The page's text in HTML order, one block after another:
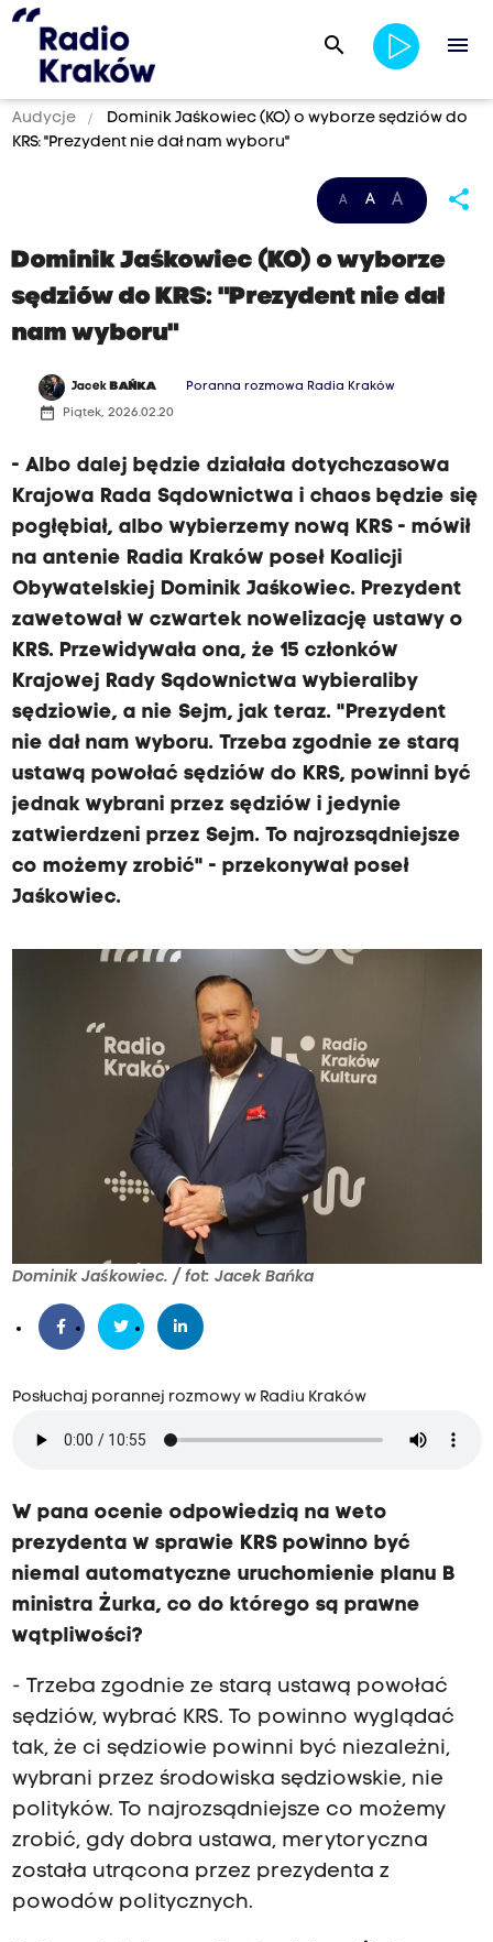
search menu
Audycje
Dominik Jaśkowiec (KO) o wyborze sędziów do
KRS: "Prezydent nie dał nam wyboru"
A A A share
Dominik Jaśkowiec (KO) o wyborze
sędziów do KRS: "Prezydent nie dał
nam wyboru"
Jacek BAŃKA Poranna rozmowa Radia Kraków
date_range Piątek, 2026.02.20
- Albo dalej będzie działała dotychczasowa
Krajowa Rada Sądownictwa i chaos będzie się
pogłębiał, albo wybierzemy nową KRS - mówił
na antenie Radia Kraków poseł Koalicji
Obywatelskiej Dominik Jaśkowiec. Prezydent
zawetował w czwartek nowelizację ustawy o
KRS. Przewidywała ona, że 15 członków
Krajowej Rady Sądownictwa wybieraliby
sędziowie, a nie Sejm, jak teraz. "Prezydent
nie dał nam wyboru. Trzeba zgodnie ze starą
ustawą powołać sędziów do KRS, powinni być
jednak wybrani przez sędziów i jedynie
zatwierdzeni przez Sejm. To najrozsądniejsze
co możemy zrobić" - przekonywał poseł
Jaśkowiec.
Dominik Jaśkowiec. / fot: Jacek Bańka
Posłuchaj porannej rozmowy w Radiu Kraków
W pana ocenie odpowiedzią na weto
prezydenta w sprawie KRS powinno być
niemal automatyczne uruchomienie planu B
ministra Żurka, co do którego są prawne
wątpliwości?
- Trzeba zgodnie ze starą ustawą powołać
sędziów, wybrać KRS. To powinno wyglądać
tak, że ci sędziowie powinni być niezależni,
wybrani przez środowiska sędziowskie, nie
polityków. To najrozsądniejsze co możemy
zrobić, gdy dobra ustawa, merytoryczna
została utrącona przez prezydenta z
powodów politycznych.